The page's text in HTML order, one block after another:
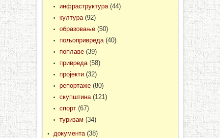
инфраструктура(44)
култура(92)
образовање(50)
пољопривреда(40)
поплаве(39)
привреда(58)
пројекти(32)
репортаже(80)
скупштина(121)
спорт(67)
туризам (34)
документа(38)